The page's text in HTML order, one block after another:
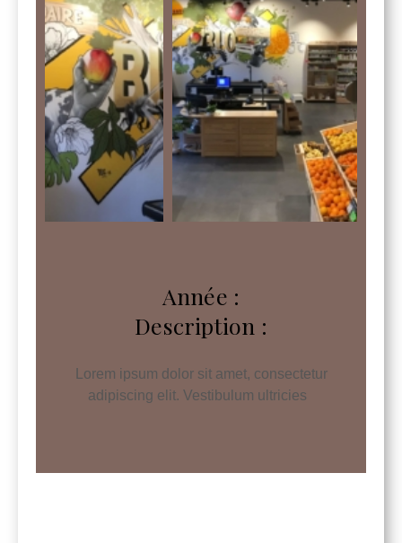
Année :
Description :
Lorem ipsum dolor sit amet, consectetur
adipiscing elit. Vestibulum ultricies